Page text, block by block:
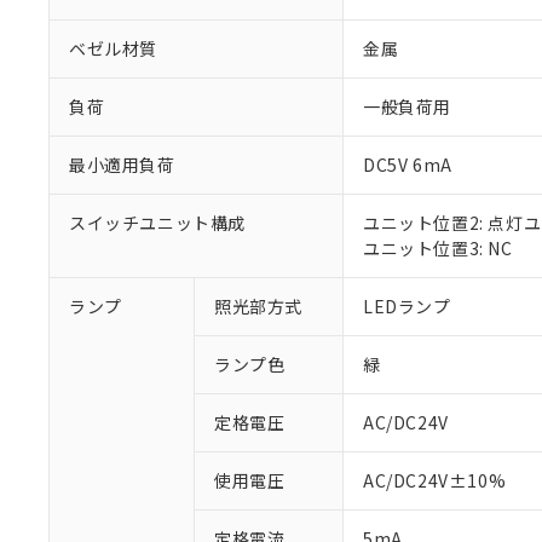
ベゼル材質 金属
負荷 一般負荷用
最小適用負荷 DC5V 6mA
スイッチユニット構成
ユニット位置2: 点灯
ユニット位置3: NC
ランプ 照光部方式 LEDランプ
ランプ色 緑
定格電圧 AC/DC24V
使用電圧 AC/DC24V±10%
ご利用条件
以下の条件をお読
※1 対応状況
対応予定：EU
対応予定なし：
調査・確認中：
非該当品：ライセ
※1 中国